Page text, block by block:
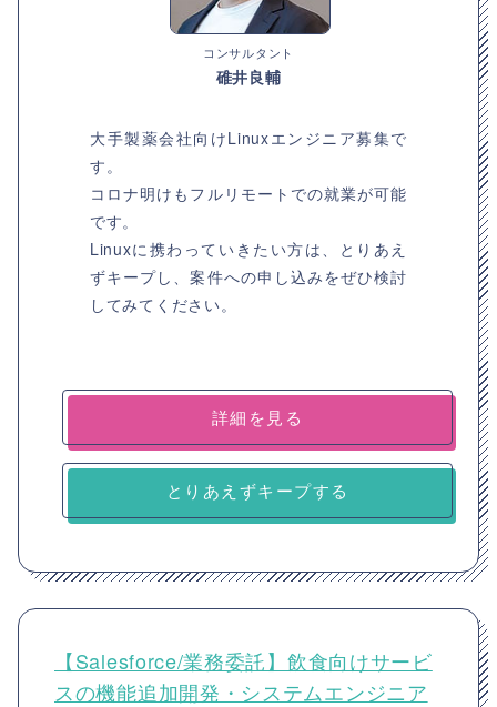
コンサルタント
碓井良輔
大手製薬会社向けLinuxエンジニア募集で
す。
コロナ明けもフルリモートでの就業が可能
です。
Linuxに携わっていきたい方は、とりあえ
ずキープし、案件への申し込みをぜひ検討
してみてください。
詳細を見る
とりあえずキープする
【Salesforce/業務委託】飲食向けサービ
スの機能追加開発・システムエンジニア